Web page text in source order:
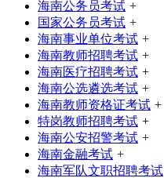
海南公务员考试 +
国家公务员考试 +
海南事业单位考试 +
海南教师招聘考试 +
海南医疗招聘考试 +
海南公选遴选考试 +
海南教师资格证考试 +
特岗教师招聘考试 +
海南公安招警考试 +
海南金融考试 +
海南军队文职招聘考试